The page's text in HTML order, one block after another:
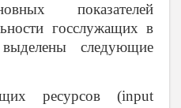
показателей
госслужащих в
следующие
ресурсов (input